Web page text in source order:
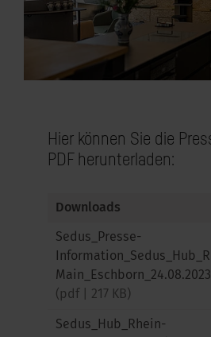
im Büro
Hier können Sie die
PDF herunterladen:
Downloads
Sedus_Presse-
( pdf 217 KB)
Sedus_Hub_Rhein-